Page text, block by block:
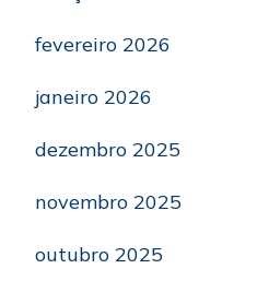
fevereiro 2026
janeiro 2026
dezembro 2025
novembro 2025
outubro 2025